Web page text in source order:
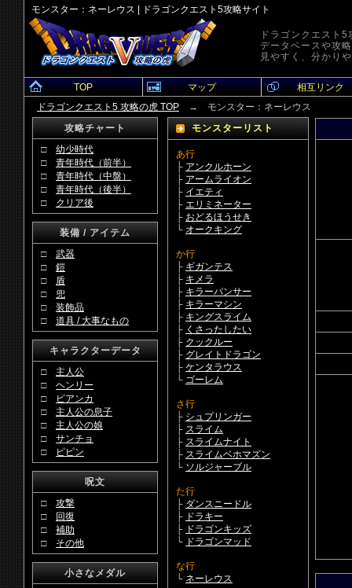
モンスター：ネーレウス | ドラゴンクエスト5攻略サイト
ドラゴンクエスト5 攻略の虎 TOP → モンスター：ネーレウス
攻略チャート
□ 幼少時代
□ 青年時代（前半）
□ 青年時代（中盤）
□ 青年時代（後半）
□ クリア後
装備 / アイテム
□ 武器
□ 鎧
□ 盾
□ 兜
□ 装飾品
□ 道具 / 大事なもの
キャラクターデータ
□ 主人公
□ ヘンリー
□
ビアンカ
□ 主人公の息子
□ 主人公の娘
□ サンチョ
□
ピピン
呪文
□ 攻撃
□
回復
□ 補助
□ その他
小さなメダル
モンスターリスト
あ行
├ アンクルホーン
├ アームライオン
├ イエティ
├ エリミネーター
├ おどるほうせき
└ オークキング
か行
├ ギガンテス
├ キメラ
├ キラーパンサー
├ キラーマシン
├ キングスライム
├ くさったしたい
├ クックルー
├ グレイトドラゴン
├ ケンタラウス
└ ゴーレム
さ行
├ シュプリンガー
├ スライム
├ スライムナイト
├ スライムベホマズン
└ ソルジャーブル
た行
├ ダンスニードル
├ ドラキー
├ ドラゴンキッズ
└ ドラゴンマッド
な行
└ ネーレウス
ドラゴンクエスト
データベースや攻
見やすく、分かり
TOP マップ 相互リンク